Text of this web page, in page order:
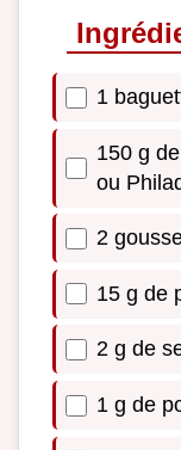
1
150 g
ou
2
15 g de
2 g de
1 g de